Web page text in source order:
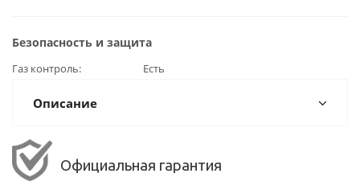
Безопасность и защита
Газ контроль Есть
Описание
Официальная гарантия